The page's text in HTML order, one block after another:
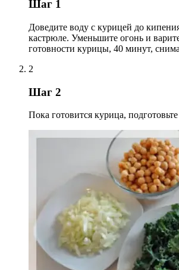
Шаг 1
Доведите воду с курицей до
кастрюле. Уменьшите огонь и
готовности курицы, 40 минут,
2
Шаг 2
Пока готовится курица,